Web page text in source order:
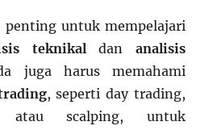
penting untuk mempelajari
teknikaldan analisis
juga harus memahami
, seperti day trading,
atau scalping, untuk